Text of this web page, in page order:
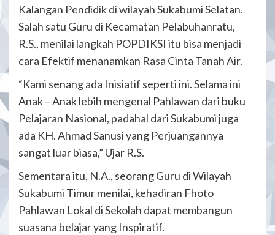
Kalangan Pendidik di wilayah Sukabumi Selatan.
Salah satu Guru di Kecamatan Pelabuhanratu,
R.S., menilai langkah POPDIKSI itu bisa menjadi
cara Efektif menanamkan Rasa Cinta Tanah Air.
“Kami senang ada Inisiatif seperti ini. Selama ini
Anak – Anak lebih mengenal Pahlawan dari buku
Pelajaran Nasional, padahal dari Sukabumi juga
ada KH. Ahmad Sanusi yang Perjuangannya
sangat luar biasa,” Ujar R.S.
Sementara itu, N.A., seorang Guru di Wilayah
Sukabumi Timur menilai, kehadiran Fhoto
Pahlawan Lokal di Sekolah dapat membangun
suasana belajar yang Inspiratif.